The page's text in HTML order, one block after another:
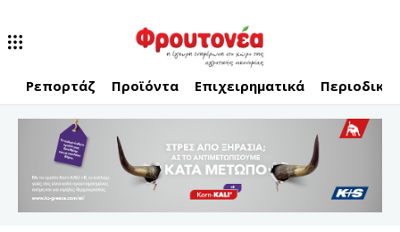
Ρεπορτάζ Προϊόντα Επιχειρηματικά Περιοδικό